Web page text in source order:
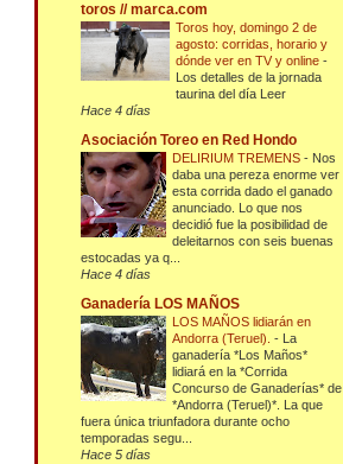
toros // marca.com
Toros hoy, domingo 2 de
agosto: corridas, horario y
dónde ver en TV y online-
Los detalles de la jornada
taurina del día Leer
Hace 4 días
Asociación Toreo en Red Hondo
DELIRIUM TREMENS- Nos
daba una pereza enorme ver
esta corrida dado el ganado
anunciado. Lo que nos
decidió fue la posibilidad de
deleitarnos con seis buenas
estocadas ya q...
Hace 4 días
Ganadería LOS MAÑOS
LOS MAÑOS lidiarán en
Andorra (Teruel).- La
ganadería *Los Maños*
lidiará en la *Corrida
Concurso de Ganaderías* de
*Andorra (Teruel)*. La que
fuera única triunfadora durante ocho
temporadas segu...
Hace 5 días